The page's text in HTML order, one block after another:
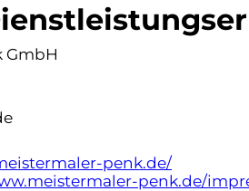
GmbH
penk.de/
penk.de/